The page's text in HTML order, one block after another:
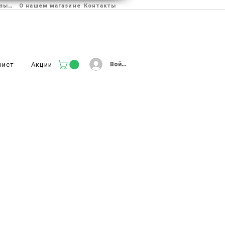
Отзывы О нашем магазине Контакты
Акции Войти